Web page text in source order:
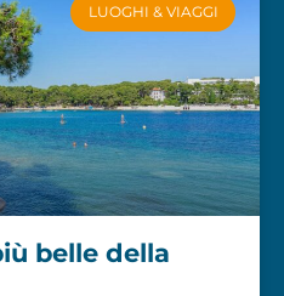
LUOGHI & VIAGGI
belle della